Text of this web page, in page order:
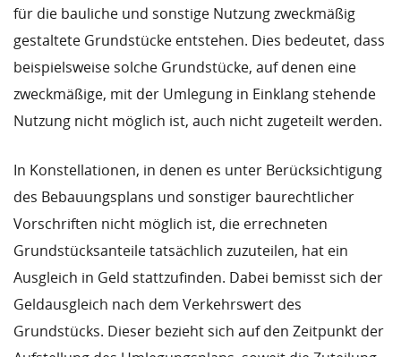
für die bauliche und sonstige Nutzung zweckmäßig
gestaltete Grundstücke entstehen. Dies bedeutet, dass
beispielsweise solche Grundstücke, auf denen eine
zweckmäßige, mit der Umlegung in Einklang stehende
Nutzung nicht möglich ist, auch nicht zugeteilt werden.
In Konstellationen, in denen es unter Berücksichtigung
des Bebauungsplans und sonstiger baurechtlicher
Vorschriften nicht möglich ist, die errechneten
Grundstücksanteile tatsächlich zuzuteilen, hat ein
Ausgleich in Geld stattzufinden. Dabei bemisst sich der
Geldausgleich nach dem Verkehrswert des
Grundstücks. Dieser bezieht sich auf den Zeitpunkt der